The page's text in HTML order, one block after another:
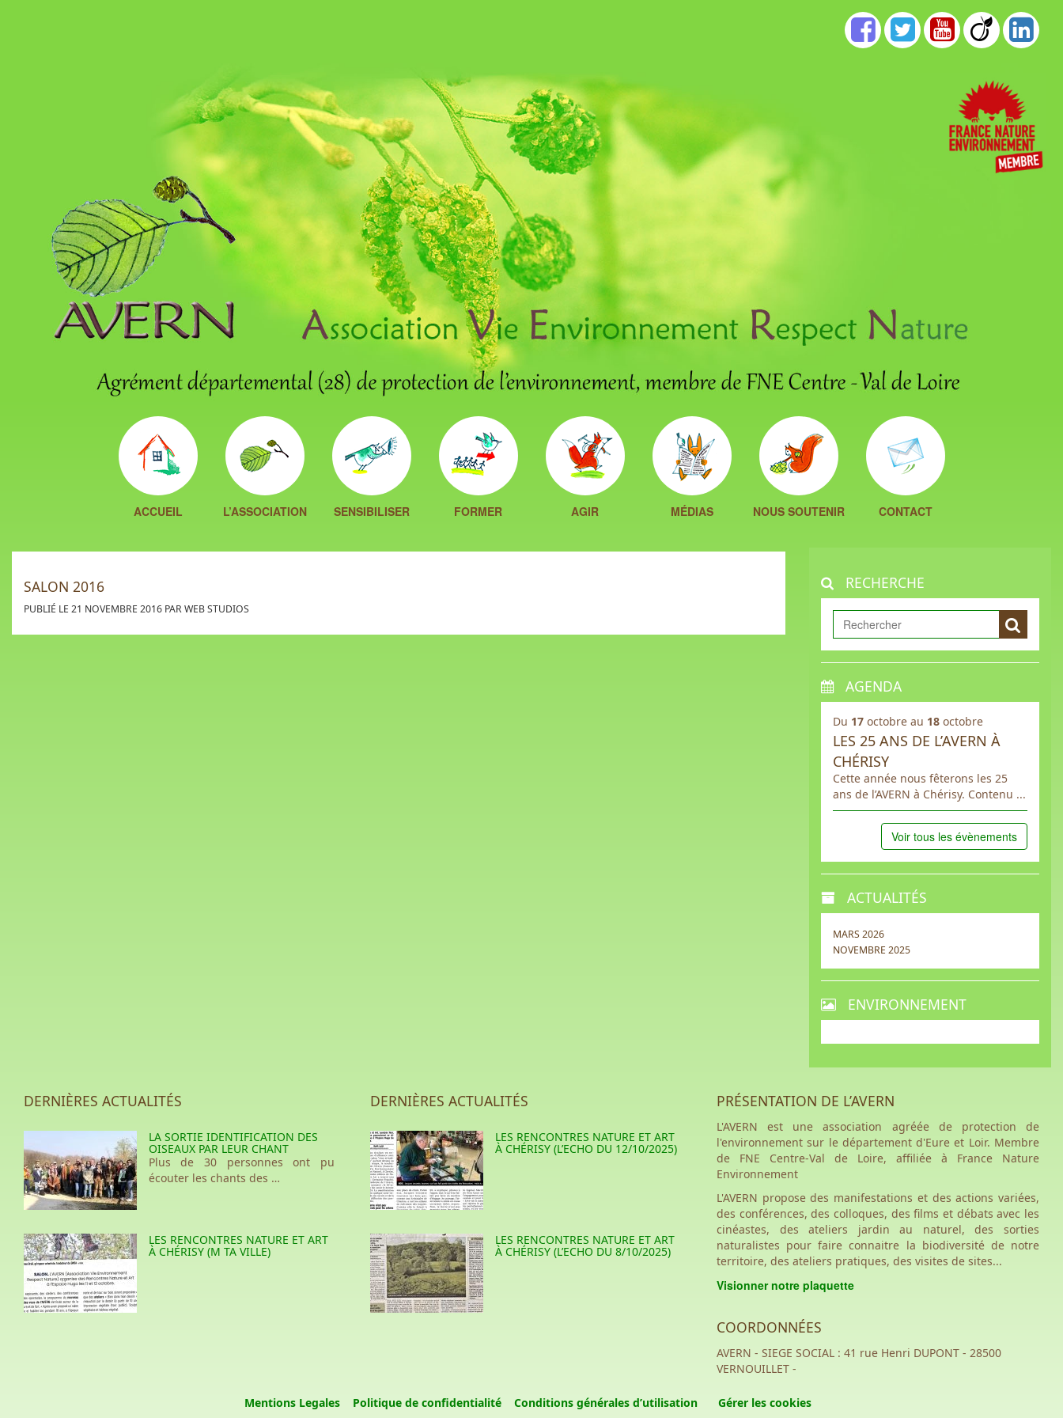
ACCUEIL L’ASSOCIATION SENSIBILISER FORMER AGIR MÉDIAS NOUS SOUTENIR CONTACT
SALON 2016
PUBLIÉ LE 21 NOVEMBRE 2016 PAR WEB STUDIOS
RECHERCHE
AGENDA
Du 17 octobre au 18 octobre
LES 25 ANS DE L’AVERN À
CHÉRISY
Cette année nous fêterons les 25
ans de l’AVERN à Chérisy. Contenu ...
Voir tous les évènements
ACTUALITÉS
MARS 2026
NOVEMBRE 2025
ENVIRONNEMENT
DERNIÈRES ACTUALITÉS
LA SORTIE IDENTIFICATION DES
OISEAUX PAR LEUR CHANT
Plus de 30 personnes ont pu
écouter les chants des …
LES RENCONTRES NATURE ET ART
À CHÉRISY (M TA VILLE)
DERNIÈRES ACTUALITÉS
LES RENCONTRES NATURE ET ART
À CHÉRISY (L’ECHO DU 12/10/2025)
LES RENCONTRES NATURE ET ART
À CHÉRISY (L’ECHO DU 8/10/2025)
PRÉSENTATION DE L’AVERN
L'AVERN est une association agréée de protection de
l'environnement sur le département d'Eure et Loir. Membre
de FNE Centre-Val de Loire, affiliée à France Nature
Environnement
L'AVERN propose des manifestations et des actions variées,
des conférences, des colloques, des films et débats avec les
cinéastes, des ateliers jardin au naturel, des sorties
naturalistes pour faire connaitre la biodiversité de notre
territoire, des ateliers pratiques, des visites de sites...
Visionner notre plaquette
COORDONNÉES
AVERN - SIEGE SOCIAL : 41 rue Henri DUPONT - 28500
VERNOUILLET -
Mentions Legales Politique de confidentialité Conditions générales d’utilisation Gérer les cookies